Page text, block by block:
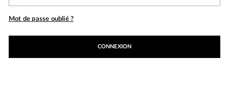
Mot de passe oublié ?
CONNEXION